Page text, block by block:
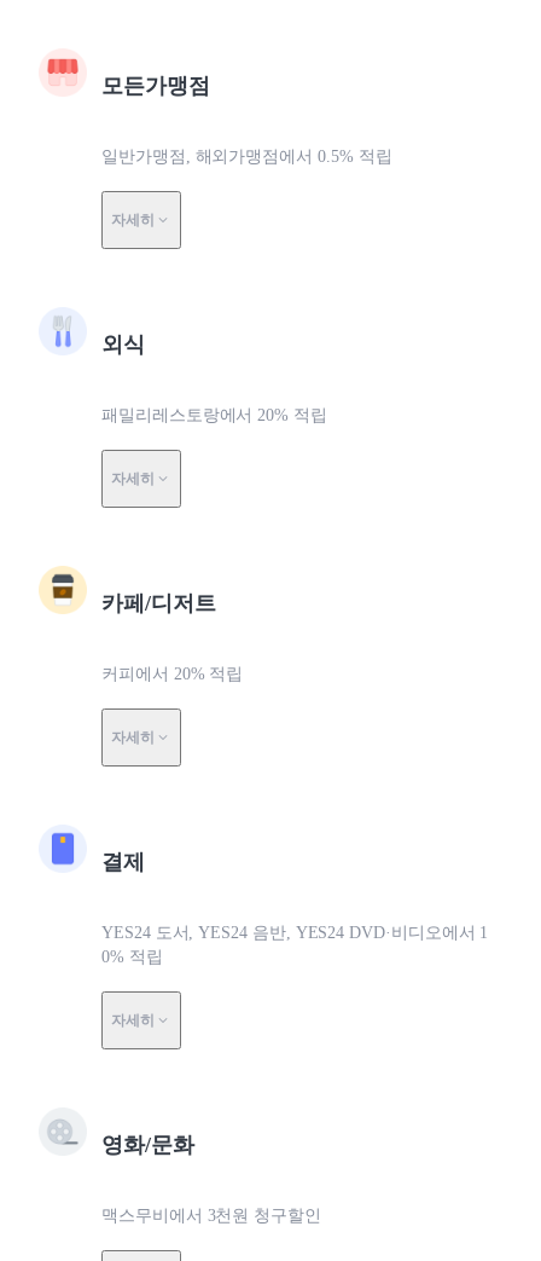
모든가맹점
일반가맹점, 해외가맹점에서 0.5% 적립
자세히
외식
패밀리레스토랑에서 20% 적립
자세히
카페/디저트
커피에서 20% 적립
자세히
결제
YES24 도서, YES24 음반, YES24 DVD·비디오에서 1
0% 적립
자세히
영화/문화
맥스무비에서 3천원 청구할인